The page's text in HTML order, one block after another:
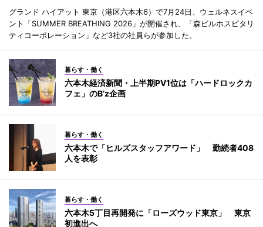
グランド ハイアット 東京（港区六本木6）で7月24日、ウェルネスイベ
ント「SUMMER BREATHING 2026」が開催され、「森ビルホスピタリ
ティコーポレーション」など3社の社員らが参加した。
暮らす・働く
六本木経済新聞・上半期PV1位は「ハードロックカ
フェ」のB’z企画
暮らす・働く
六本木で「ヒルズスタッフアワード」 勤続者408
人を表彰
暮らす・働く
六本木5丁目再開発に「ローズウッド東京」 東京
初進出へ